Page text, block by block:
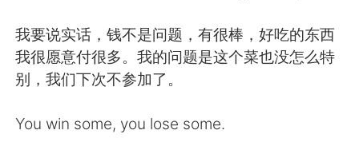
Deutsch 日本語
ไทย Indonesia
我要说实话，钱不是问题，有很棒，好吃的东西
我很愿意付很多。我的问题是这个菜也没怎么特
别，我们下次不参加了。
You win some, you lose some.